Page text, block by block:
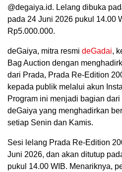
@degaiya.id. Lelang dibuka
pada 24 Juni 2026 pukul 14.00
Rp5.000.000.
deGaiya, mitra resmi deGadai,
Bag Auction dengan
dari Prada, Prada Re-Edition
kepada publik melalui akun
Program ini menjadi bagian
deGaiya yang menghadirkan
setiap Senin dan Kamis.
Sesi lelang Prada Re-Edition
Juni 2026, dan akan ditutup
pukul 14.00 WIB. Menariknya,